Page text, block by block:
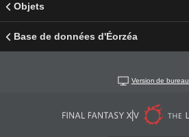
Objets
Base de données d'Éorzéa
Version de bureau